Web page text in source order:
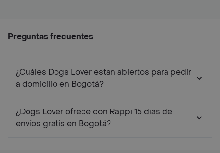
Preguntas frecuentes
¿Cuáles Dogs Lover estan abiertos para pedir
a domicilio en Bogotá?
¿Dogs Lover ofrece con Rappi 15 días de
envíos gratis en Bogotá?